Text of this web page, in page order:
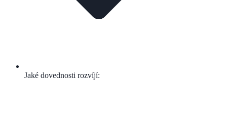
Jaké dovednosti rozvíjí: